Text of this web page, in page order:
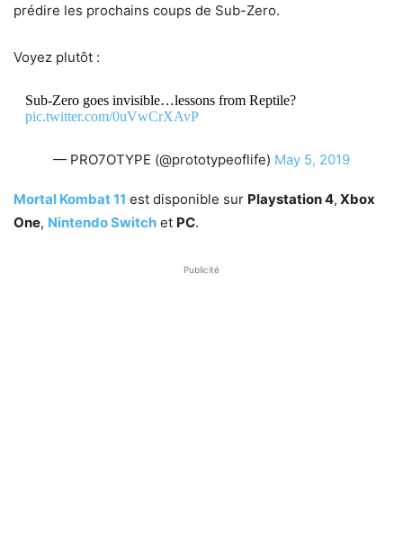
prédire les prochains coups de Sub-Zero.
Voyez plutôt :
Sub-Zero goes invisible…lessons from Reptile?
pic.twitter.com/0uVwCrXAvP
— PRO7OTYPE (@prototypeoflife) May 5, 2019
Mortal Kombat 11 est disponible sur Playstation 4, Xbox
One, Nintendo Switch et PC.
Publicité